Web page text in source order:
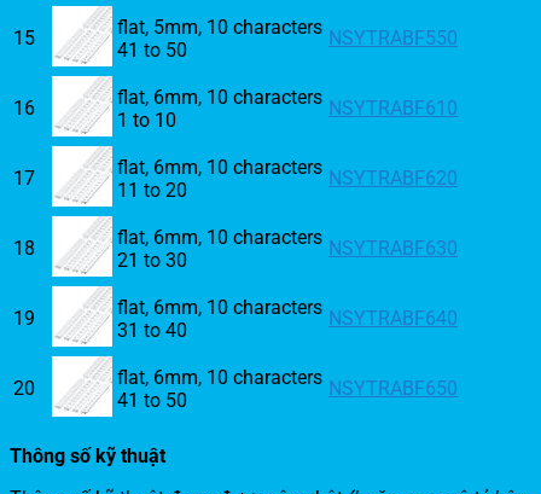
15
flat, 5mm, 10 characters
41 to 50
NSYTRABF550
16
flat, 6mm, 10 characters
1 to 10
NSYTRABF610
17
flat, 6mm, 10 characters
11 to 20
NSYTRABF620
18
flat, 6mm, 10 characters
21 to 30
NSYTRABF630
19
flat, 6mm, 10 characters
31 to 40
NSYTRABF640
20
flat, 6mm, 10 characters
41 to 50
NSYTRABF650
Thông số kỹ thuật